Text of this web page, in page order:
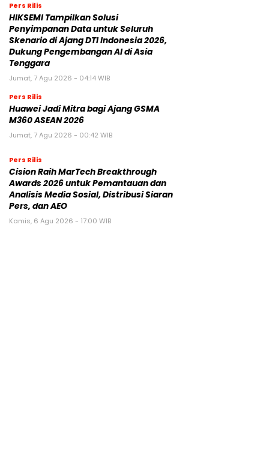
Pers Rilis
HIKSEMI Tampilkan Solusi
Penyimpanan Data untuk Seluruh
Skenario di Ajang DTI Indonesia 2026,
Dukung Pengembangan AI di Asia
Tenggara
Jumat, 7 Agu 2026 - 04:14 WIB
Pers Rilis
Huawei Jadi Mitra bagi Ajang GSMA
M360 ASEAN 2026
Jumat, 7 Agu 2026 - 00:42 WIB
Pers Rilis
Cision Raih MarTech Breakthrough
Awards 2026 untuk Pemantauan dan
Analisis Media Sosial, Distribusi Siaran
Pers, dan AEO
Kamis, 6 Agu 2026 - 17:00 WIB